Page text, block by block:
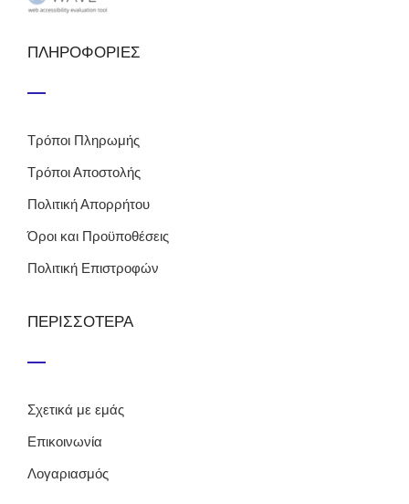
ΠΛΗΡΟΦΟΡΙΕΣ
Τρόποι Πληρωμής
Τρόποι Αποστολής
Πολιτική Απορρήτου
Όροι και Προϋποθέσεις
Πολιτική Επιστροφών
ΠΕΡΙΣΣΟΤΕΡΑ
Σχετικά με εμάς
Επικοινωνία
Λογαριασμός